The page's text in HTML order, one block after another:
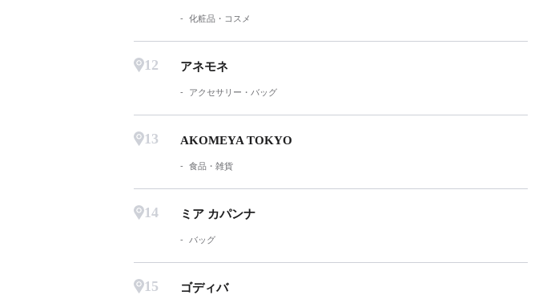
化粧品・コスメ
12 アネモネ
アクセサリー・バッグ
13 AKOMEYA TOKYO
食品・雑貨
14 ミア カパンナ
バッグ
15 ゴディバ